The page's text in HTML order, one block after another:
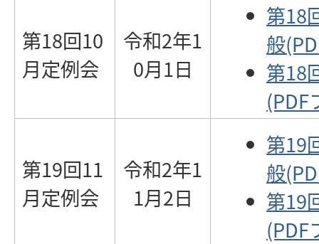
第18回10
月定例会
令和2年1
0月1日
第18
般
第18
(PDF
第19回11
月定例会
令和2年1
1月2日
第19
般
第19
(PDF